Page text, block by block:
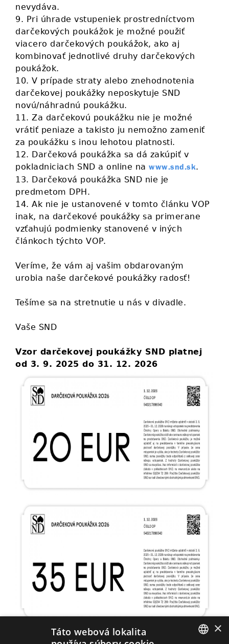
nevydáva.
9. Pri úhrade vstupeniek prostredníctvom
darčekových poukážok je možné použiť
viacero darčekových poukážok, ako aj
kombinovať jednotlivé druhy darčekových
poukážok.
10. V prípade straty alebo znehodnotenia
darčekovej poukážky neposkytuje SND
novú/náhradnú poukážku.
11. Za darčekovú poukážku nie je možné
vrátiť peniaze a takisto ju nemožno zameniť
za poukážku s inou lehotou platnosti.
12. Darčeková poukážka sa dá zakúpiť v
pokladniciach SND a online na www.snd.sk.
13. Darčeková poukážka SND nie je
predmetom DPH.
14. Ak nie je ustanovené v tomto článku VOP
inak, na darčekové poukážky sa primerane
vzťahujú podmienky stanovené v iných
článkoch týchto VOP.
Veríme, že vám aj vašim obdarovaným
urobia naše darčekové poukážky radosť!
Tešíme sa na stretnutie u nás v divadle.
Vaše SND
Vzor darčekovej poukážky SND platnej
od 3. 9. 2025 do 31. 12. 2026
×
Táto webová lokalita